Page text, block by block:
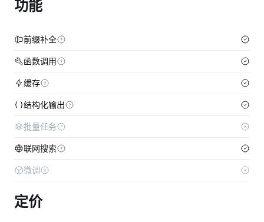
功能
前缀补全
函数调用
缓存
结构化输出
批量任务
联网搜索
微调
定价